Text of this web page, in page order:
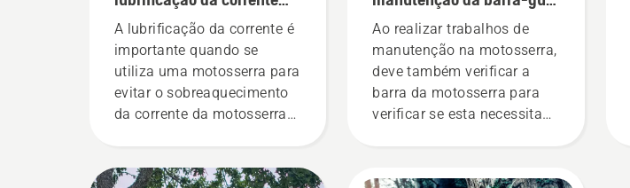
funciona na motosserra
A lubrificação da corrente é
importante quando se
utiliza uma motosserra para
evitar o sobreaquecimento
da corrente da motosserra
torno da barra sem fricção.
de uma motosserra
Ao realizar trabalhos de
manutenção na motosserra,
deve também verificar a
barra da motosserra para
verificar se esta necessita